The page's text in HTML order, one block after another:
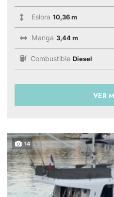
Eslora 10,36 m
Manga 3,44 m
Combustible Diesel
VER
14